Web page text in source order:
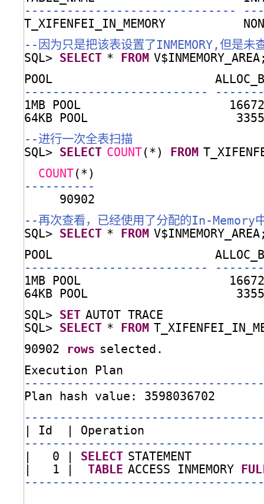
------------------------------
T_XIFENFEI_IN_MEMORY
--因为只是把该表设置了INMEMORY,但是未
SQL> SELECT * FROM
POOL
--------------------------
1MB POOL
64KB POOL
--进行一次全表扫描
SQL> SELECT COUNT(*) FROM
COUNT(*)
----------
90902
--再次查看，已经使用了分配的In-Memory
SQL> SELECT * FROM
POOL
--------------------------
1MB POOL
64KB POOL
SQL> SET AUTOT TRACE
SQL> SELECT * FROM
90902 rows selected.
Execution Plan
Plan hash value: 3598036702
| Id  | Operation
|   0 | SELECT STATEMENT
|   1 | TABLE ACCESS INMEMORY